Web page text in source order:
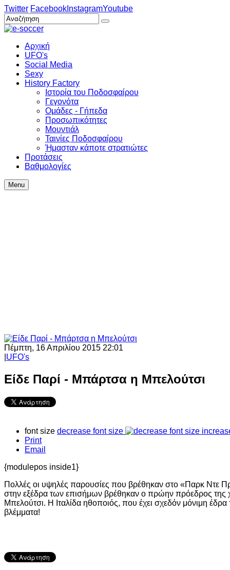
Twitter Facebook InstagramYoutube
Αρχική
UFO's
Social Media
Sexy
History Factory
Ιστορία του Ποδοσφαίρου
Γεγονότα
Ομάδες - Γήπεδα
Προσωπικότητες
Μουντιάλ
Ταινίες Ποδοσφαίρου
Ήμασταν κάποτε στρατιώτες
Προτάσεις
Βαθμολογίες
Menu
Πέμπτη, 16 Απριλίου 2015 22:01
UFO's
Είδε Παρί - Μπάρτσα η Μπελούτσι
font size decrease font size
Print
Email
{modulepos inside1}
Πολλές οι υψηλές παρουσίες που βρέθηκαν στο «Παρκ Ντε
στην εξέδρα των επισήμων βρέθηκαν ο πρώην πρόεδρος
Μπελούτσι. Η Ιταλίδα ηθοποιός, που έχει σχεδόν μόνιμη
βλέμματα!